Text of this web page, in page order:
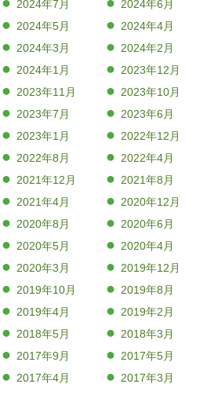
2024年7月
2024年6月
2024年5月
2024年4月
2024年3月
2024年2月
2024年1月
2023年12月
2023年11月
2023年10月
2023年7月
2023年6月
2023年1月
2022年12月
2022年8月
2022年4月
2021年12月
2021年8月
2021年4月
2020年12月
2020年8月
2020年6月
2020年5月
2020年4月
2020年3月
2019年12月
2019年10月
2019年8月
2019年4月
2019年2月
2018年5月
2018年3月
2017年9月
2017年5月
2017年4月
2017年3月